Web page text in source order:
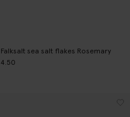
Falksalt sea salt flakes Rosemary
4.50